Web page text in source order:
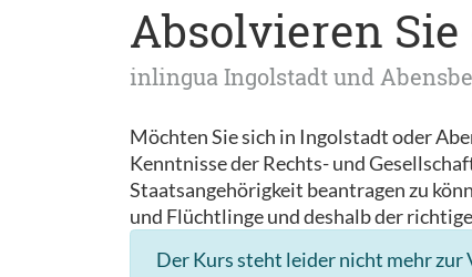
Absolvieren
inlingua Ingolstadt und
Möchten Sie sich in Ingolstadt oder
Kenntnisse der Rechts- und
Staatsangehörigkeit beantragen zu
und Flüchtlinge und deshalb der
Der Kurs steht leider nicht mehr zur